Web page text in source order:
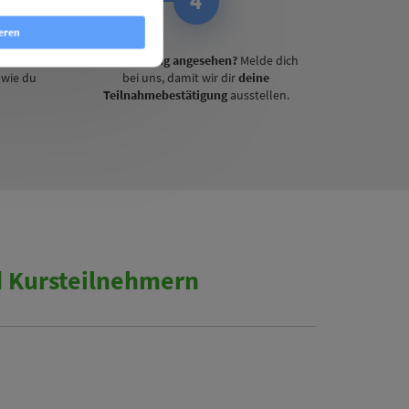
du
Aufzeichnung angesehen? Melde dich
bei uns, damit wir dirdeine
Teilnahmebestätigungausstellen.
Kursteilnehmern